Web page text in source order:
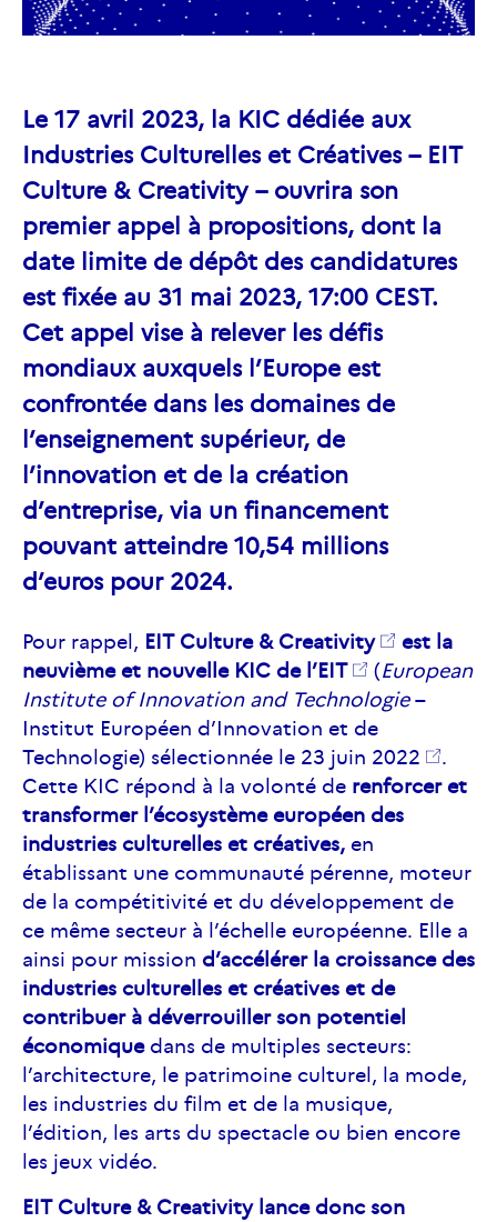
Le 17 avril 2023, la KIC dédiée aux
Industries Culturelles et Créatives – EIT
Culture & Creativity – ouvrira son
premier appel à propositions, dont la
date limite de dépôt des candidatures
est fixée au 31 mai 2023, 17:00 CEST.
Cet appel vise à relever les défis
mondiaux auxquels l’Europe est
confrontée dans les domaines de
l’enseignement supérieur, de
l’innovation et de la création
d’entreprise, via un financement
pouvant atteindre 10,54 millions
d’euros pour 2024.
Pour rappel, EIT Culture & Creativity
est la
neuvième et nouvelle KIC de l’EIT (European
Institute of Innovation and Technologie–
Institut Européen d’Innovation et de
Technologie) sélectionnée le 23 juin 2022
.
Cette KIC répond à la volonté de renforcer et
transformer l’écosystème européen des
industries culturelles et créatives, en
établissant une communauté pérenne, moteur
de la compétitivité et du développement de
ce même secteur à l’échelle européenne. Elle a
ainsi pour mission d’accélérer la croissance des
industries culturelles et créatives et de
contribuer à déverrouiller son potentiel
économiquedans de multiples secteurs:
l’architecture, le patrimoine culturel, la mode,
les industries du film et de la musique,
l’édition, les arts du spectacle ou bien encore
les jeux vidéo.
EIT Culture & Creativity lance donc son